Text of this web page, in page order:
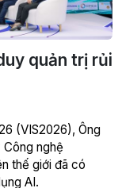
quản trị rủi
(VIS2026), Ông
nghệ
thế giới đã có
AI.